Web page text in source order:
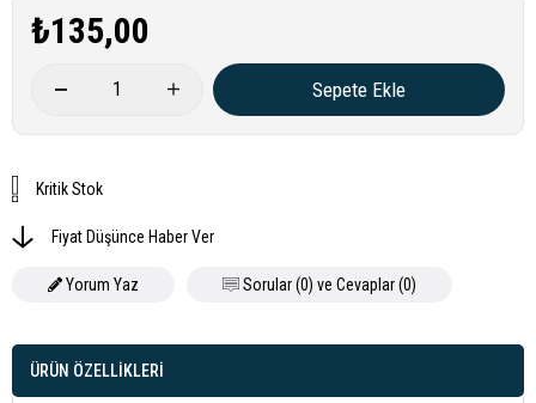
₺135,00
Kritik Stok
Fiyat Düşünce Haber Ver
Yorum Yaz Sorular (0) ve Cevaplar (0)
ÜRÜN ÖZELLIKLERI